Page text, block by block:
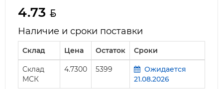
4.73
Наличие и сроки поставки
Склад Цена Остаток Сроки
Склад
МСК
4.7300 5399
Ожидается
21.08.2026